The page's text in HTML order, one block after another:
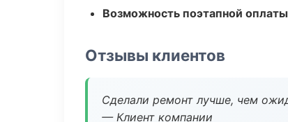
Возможность поэтапной оплаты
Отзывы клиентов
Сделали ремонт лучше, чем
— Клиент компании